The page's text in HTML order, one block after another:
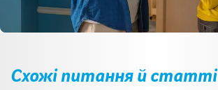
Схожі питання й статті